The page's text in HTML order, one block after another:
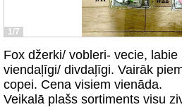
1/7
Fox džerki/ vobleri- vecie,
viendaļīgi/ divdaļīgi. Vairāk
copei. Cena visiem vienāda.
Veikalā plašs sortiments visu